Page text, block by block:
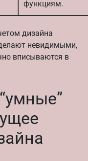
функциям.
дизайна
невидимыми,
вписываются в